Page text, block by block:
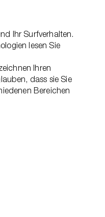
Ihr Surfverhalten.
lesen Sie
Ihren
dass sie Sie
Bereichen